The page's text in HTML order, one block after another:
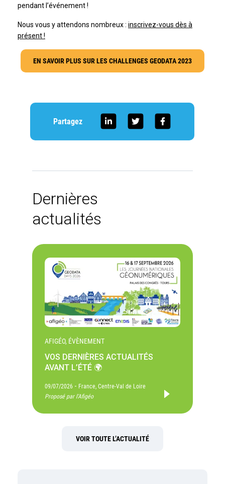
pendant l’événement !
Nous vous y attendons nombreux : inscrivez-vous dès à
présent !
EN SAVOIR PLUS SUR LES CHALLENGES GEODATA 2023
Partagez
Dernières
actualités
AFIGÉO, ÉVÈNEMENT
VOS DERNIÈRES ACTUALITÉS
AVANT L’ÉTÉ 🌍
09/07/2026 - France, Centre-Val de Loire
Proposé par l'Afigéo
VOIR TOUTE L’ACTUALITÉ